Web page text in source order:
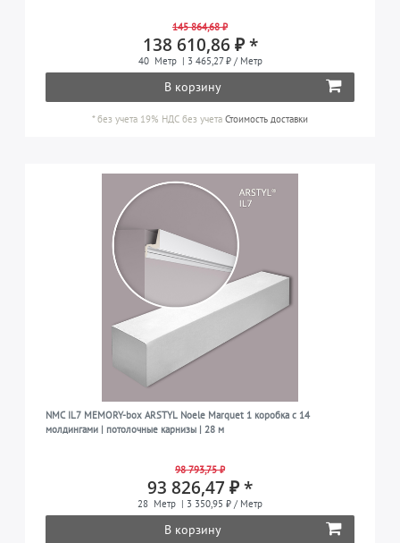
145 864,68 ₽
138 610,86 ₽ *
40 Метр | 3 465,27 ₽ / Метр
В корзину
*без учета 19% НДС без учета Стоимость доставки
NMC IL7 MEMORY-box ARSTYL Noele Marquet 1 коробка с 14
молдингами | потолочные карнизы | 28 м
98 793,75 ₽
93 826,47 ₽ *
28 Метр | 3 350,95 ₽ / Метр
В корзину